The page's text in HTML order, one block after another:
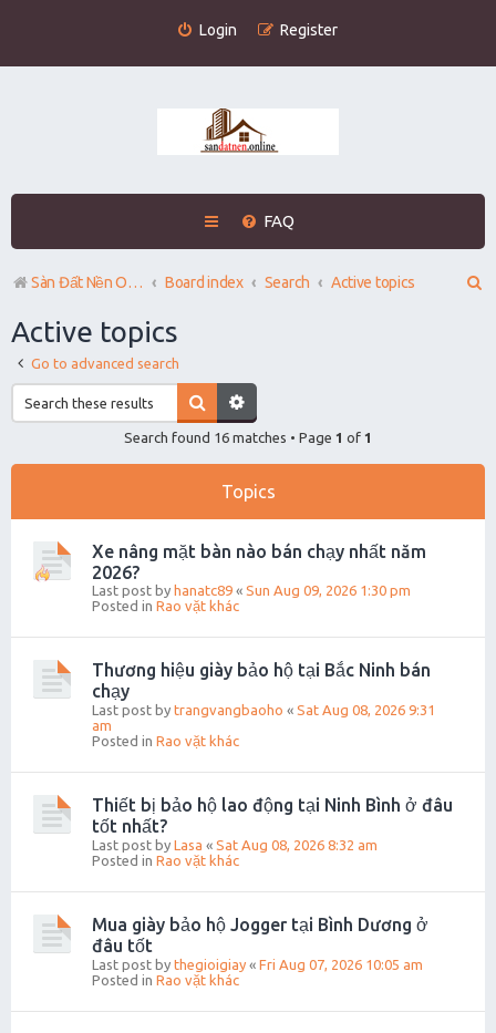
Login Register
FAQ
Sàn Đất Nền Online Board index Search Active topics
Active topics
Go to advanced search
Search found 16 matches • Page 1 of 1
Topics
Xe nâng mặt bàn nào bán chạy nhất năm
2026?
Last post by hanatc89 « Sun Aug 09, 2026 1:30 pm
Posted in Rao vặt khác
Thương hiệu giày bảo hộ tại Bắc Ninh bán
chạy
Last post by trangvangbaoho « Sat Aug 08, 2026 9:31
am
Posted in Rao vặt khác
Thiết bị bảo hộ lao động tại Ninh Bình ở đâu
tốt nhất?
Last post by Lasa « Sat Aug 08, 2026 8:32 am
Posted in Rao vặt khác
Mua giày bảo hộ Jogger tại Bình Dương ở
đâu tốt
Last post by thegioigiay « Fri Aug 07, 2026 10:05 am
Posted in Rao vặt khác